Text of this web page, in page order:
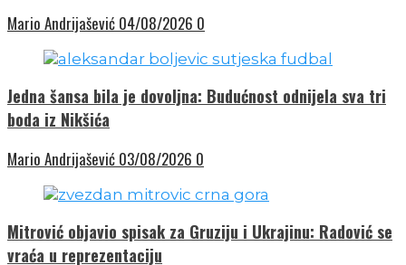
Mario Andrijašević 04/08/2026 0
Jedna šansa bila je dovoljna: Budućnost odnijela sva tri
boda iz Nikšića
Mario Andrijašević 03/08/2026 0
Mitrović objavio spisak za Gruziju i Ukrajinu: Radović se
vraća u reprezentaciju